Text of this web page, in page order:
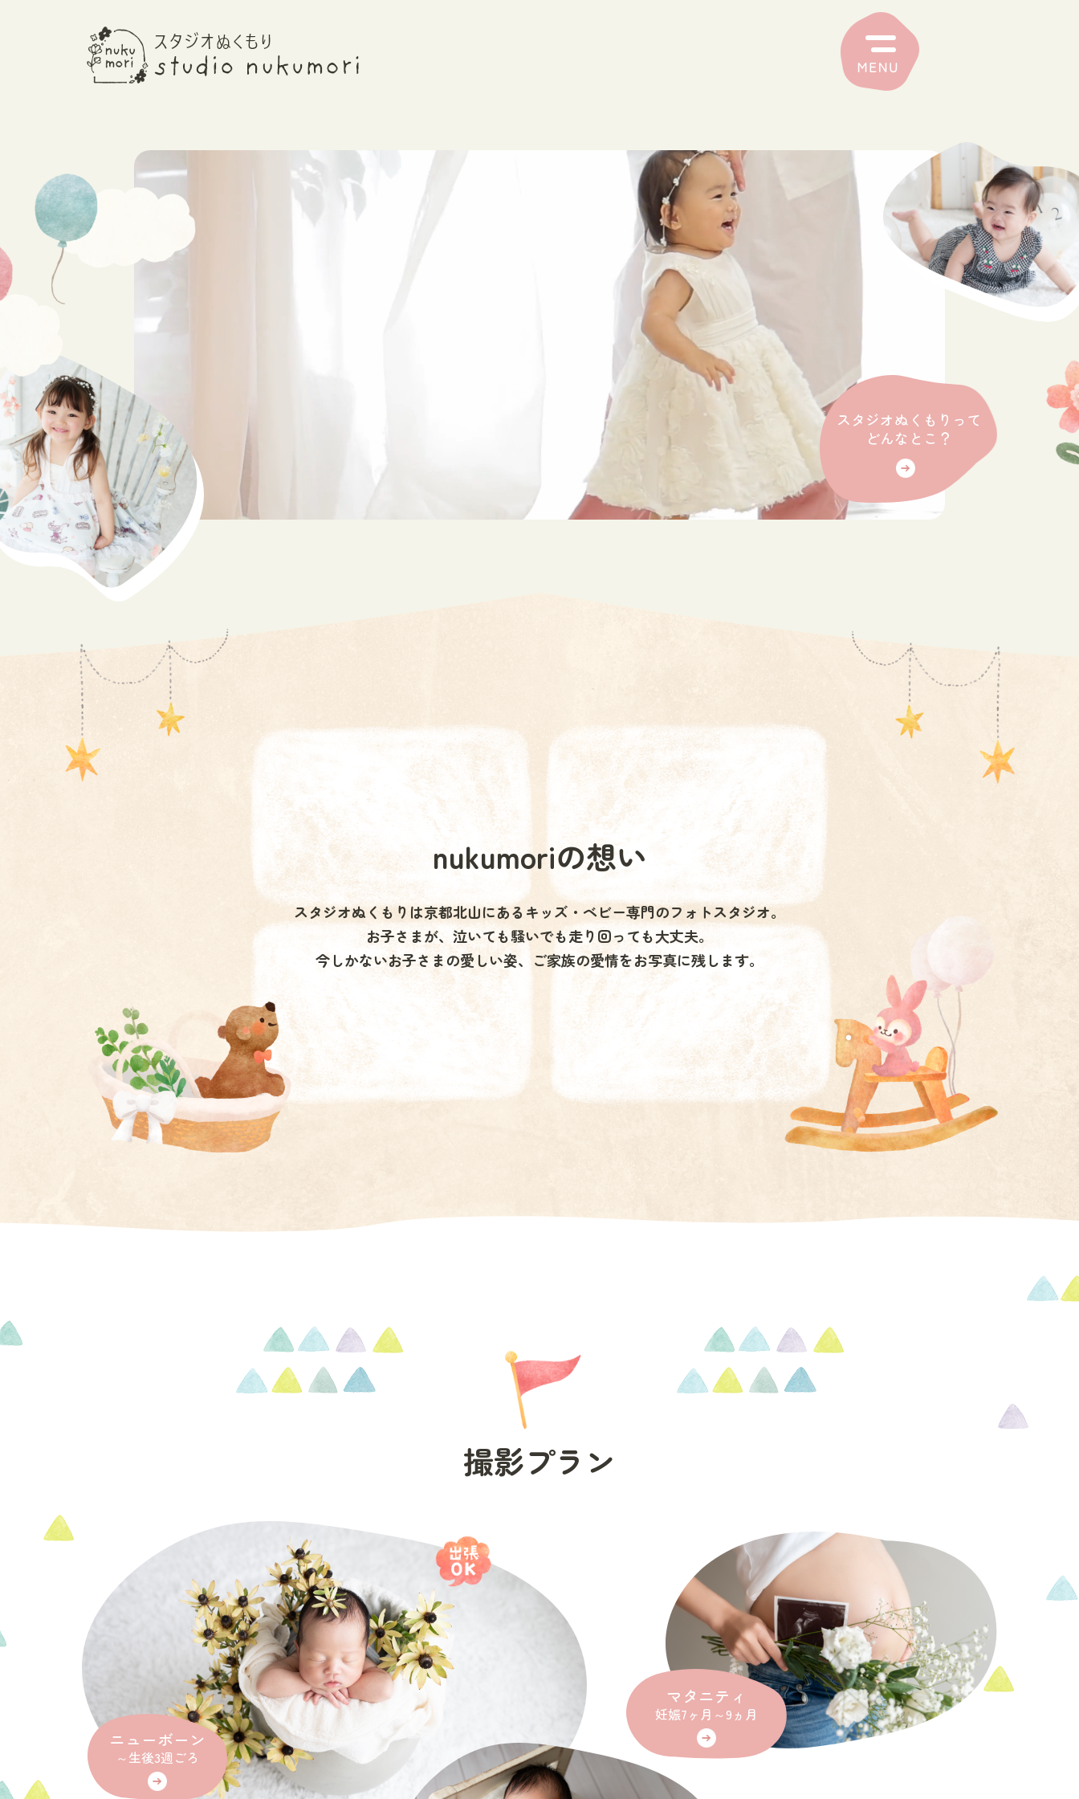
スタジオぬくもりって
どんなとこ？
nukumoriの想い
スタジオぬくもりは京都北山にあるキッズ・ベビー専門のフォトスタジオ。
お子さまが、泣いても騒いでも走り回っても大丈夫。
今しかないお子さまの愛しい姿、ご家族の愛情をお写真に残します。
撮影プラン
マタニティ
妊娠7ヶ月～9ヵ月
ニューボーン
～生後3週ごろ